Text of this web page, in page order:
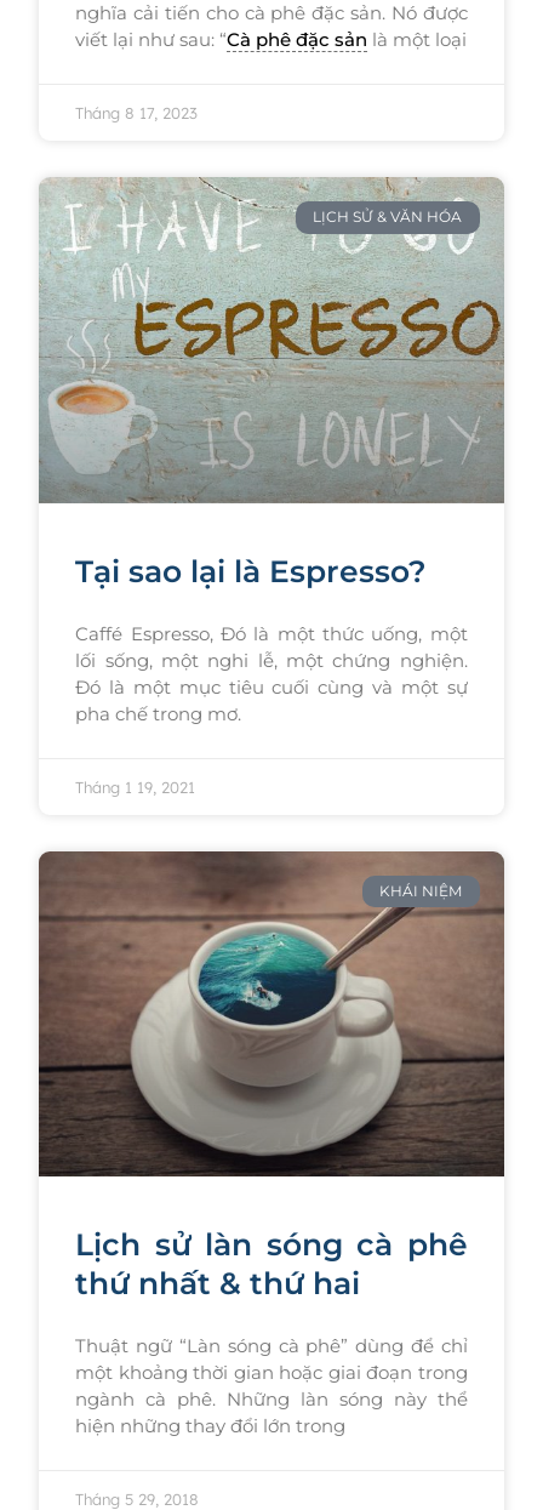
nghĩa cải tiến cho cà phê đặc sản. Nó được
viết lại như sau: “Cà phê đặc sản là một loại
Tháng 8 17, 2023
LỊCH SỬ & VĂN HÓA
Tại sao lại là Espresso?
Caffé Espresso, Đó là một thức uống, một
lối sống, một nghi lễ, một chứng nghiện.
Đó là một mục tiêu cuối cùng và một sự
pha chế trong mơ.
Tháng 1 19, 2021
KHÁI NIỆM
Lịch sử làn sóng cà phê
thứ nhất & thứ hai
Thuật ngữ “Làn sóng cà phê” dùng để chỉ
một khoảng thời gian hoặc giai đoạn trong
ngành cà phê. Những làn sóng này thể
hiện những thay đổi lớn trong
Tháng 5 29, 2018